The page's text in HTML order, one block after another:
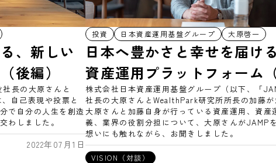
、新しい
後編）
長の大原さんと
自己表現や投票と
で自分の人生を創造
わしました。
2022年07月1日
投資 日本資産運用基盤グループ 大原啓一
日本へ豊かさと幸せを届け
資産運用プラットフォーム（
株式会社日本資産運用基盤グループ（以下、「
社長の大原さんとWealthPark研究所所長の加藤が
大原さんと加藤自身が行っている資産運用、資産
義、業界の役割分担について、大原さんがJAMP
想いにも触れながら、お聞きしました。
VISION（対談）